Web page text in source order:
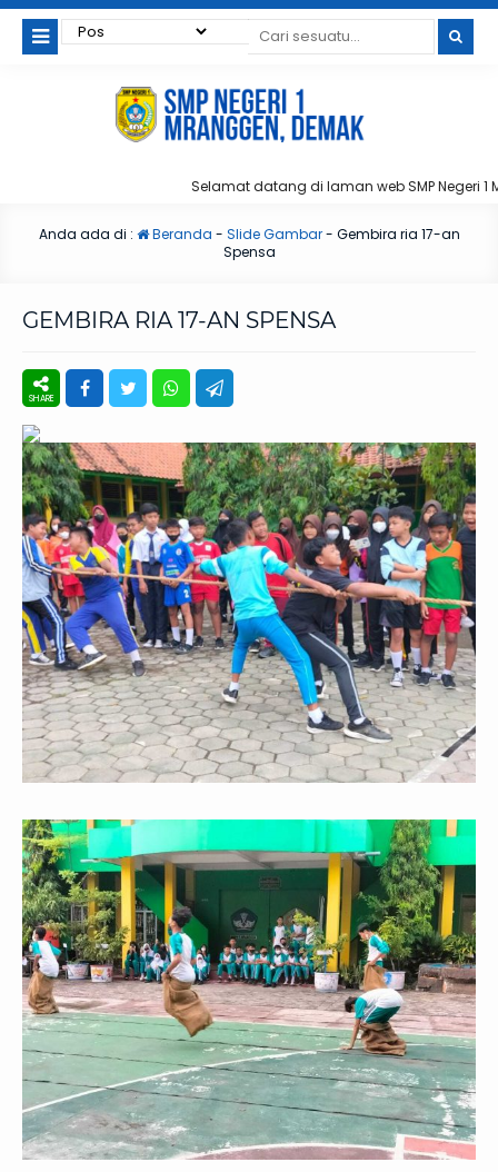
Selamat datang di laman web SMP Negeri 1
Anda ada di : Beranda - Slide Gambar- Gembira ria 17-an
Spensa
GEMBIRA RIA 17-AN SPENSA